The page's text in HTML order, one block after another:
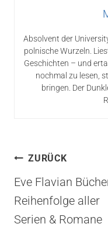
Absolvent der
polnische Wurzeln.
Geschichten – und
nochmal zu lesen,
bringen. Der
ZURÜCK
Eve Flavian
Reihenfolge aller
Serien & Romane